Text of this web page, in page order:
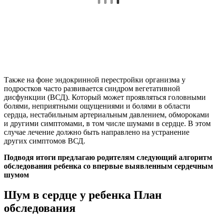
Также на фоне эндокринной перестройки организма у
подростков часто развивается синдром вегетативной
дисфункции (ВСД). Который может проявляться головными
болями, неприятными ощущениями и болями в области
сердца, нестабильным артериальным давлением, обмороками
и другими симптомами, в том числе шумами в сердце. В этом
случае лечение должно быть направлено на устранение
других симптомов ВСД.
Подводя итоги предлагаю родителям следующий алгоритм
обследования ребенка со впервые выявленным сердечным
шумом
Шум в сердце у ребенка План
обследования